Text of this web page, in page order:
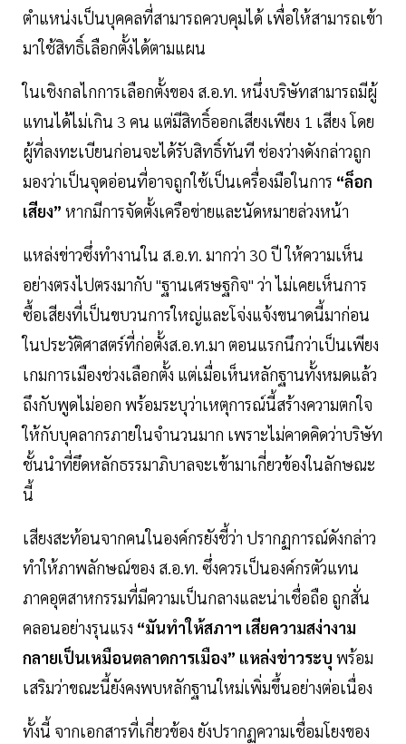
ตำแหน่งเป็นบุคคลที่สามารถควบคุมได้ เพื่อให้สามารถเข้า
มาใช้สิทธิ์เลือกตั้งได้ตามแผน
ในเชิงกลไกการเลือกตั้งของ ส.อ.ท. หนึ่งบริษัทสามารถมีผู้
แทนได้ไม่เกิน 3 คน แต่มีสิทธิ์ออกเสียงเพียง 1 เสียง โดย
ผู้ที่ลงทะเบียนก่อนจะได้รับสิทธิ์ทันที ช่องว่างดังกล่าวถูก
มองว่าเป็นจุดอ่อนที่อาจถูกใช้เป็นเครื่องมือในการ “ล็อก
เสียง” หากมีการจัดตั้งเครือข่ายและนัดหมายล่วงหน้า
แหล่งข่าวซึ่งทำงานใน ส.อ.ท. มากว่า 30 ปี ให้ความเห็น
อย่างตรงไปตรงมากับ "ฐานเศรษฐกิจ" ว่า ไม่เคยเห็นการ
ซื้อเสียงที่เป็นขบวนการใหญ่และโจ่งแจ้งขนาดนี้มาก่อน
ในประวัติศาสตร์ที่ก่อตั้งส.อ.ท.มา ตอนแรกนึกว่าเป็นเพียง
เกมการเมืองช่วงเลือกตั้ง แต่เมื่อเห็นหลักฐานทั้งหมดแล้ว
ถึงกับพูดไม่ออก พร้อมระบุว่าเหตุการณ์นี้สร้างความตกใจ
ให้กับบุคลากรภายในจำนวนมาก เพราะไม่คาดคิดว่าบริษัท
ชั้นนำที่ยึดหลักธรรมาภิบาลจะเข้ามาเกี่ยวข้องในลักษณะ
นี้
เสียงสะท้อนจากคนในองค์กรยังชี้ว่า ปรากฏการณ์ดังกล่าว
ทำให้ภาพลักษณ์ของ ส.อ.ท. ซึ่งควรเป็นองค์กรตัวแทน
ภาคอุตสาหกรรมที่มีความเป็นกลางและน่าเชื่อถือ ถูกสั่น
คลอนอย่างรุนแรง “มันทำให้สภาฯ เสียความสง่างาม
กลายเป็นเหมือนตลาดการเมือง” แหล่งข่าวระบุ พร้อม
เสริมว่าขณะนี้ยังคงพบหลักฐานใหม่เพิ่มขึ้นอย่างต่อเนื่อง
ทั้งนี้ จากเอกสารที่เกี่ยวข้อง ยังปรากฏความเชื่อมโยงของ